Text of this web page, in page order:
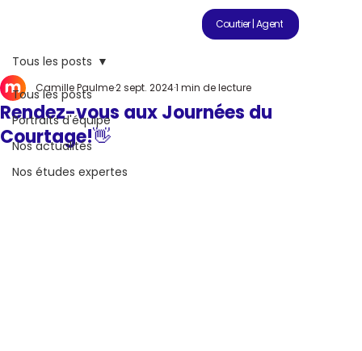
Courtier | Agent
Tous les posts
Portraits d'équipe
Nos actualités
Nos études expertes
Tous les posts
Rendez-vous aux Journées du
Courtage!👋
Camille Paulme2 sept. 20241 min de lecture